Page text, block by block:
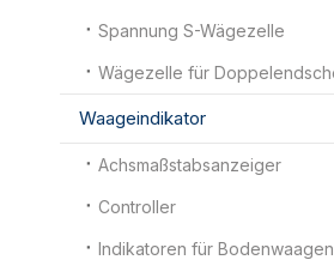
Spannung S-Wägezelle
Waageindikator
Achsmaßstabsanzeiger
Controller
Indikatoren für Bodenwaagen